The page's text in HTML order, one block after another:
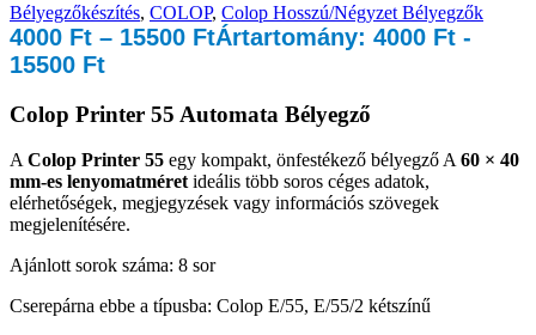
Bélyegzőkészítés, COLOP, Colop Hosszú/Négyzet Bélyegzők
4000 Ft – 15500 FtÁrtartomány: 4000 Ft -
15500 Ft
Colop Printer 55 Automata Bélyegző
A Colop Printer 55 egy kompakt, önfestékező bélyegző A 60 × 40
mm-es lenyomatméret ideális több soros céges adatok,
elérhetőségek, megjegyzések vagy információs szövegek
megjelenítésére.
Ajánlott sorok száma: 8 sor
Cserepárna ebbe a típusba: Colop E/55, E/55/2 kétszínű